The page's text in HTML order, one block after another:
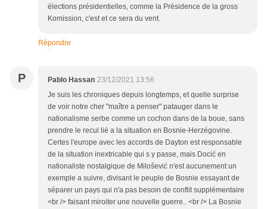
élections présidentielles, comme la Présidence de la gross
Komission, c'est et ce sera du vent.
Répondre
P Pablo Hassan 23/12/2021 13:56
Je suis les chroniques depuis longtemps, et quelle surprise
de voir notre cher "maître a penser" patauger dans le
nationalisme serbe comme un cochon dans de la boue, sans
prendre le recul lié a la situation en Bosnie-Herzégovine.
Certes l'europe avec les accords de Dayton est responsable
de la situation inextricable qui s y passe, mais Docić en
nationaliste nostalgique de Milošević n'est aucunement un
exemple a suivre, divisant le peuple de Bosnie essayant de
séparer un pays qui n'a pas besoin de conflit supplémentaire
<br /> faisant miroiter une nouvelle guerre.. <br /> La Bosnie